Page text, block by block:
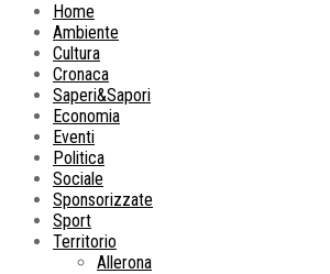
Home
Ambiente
Cultura
Cronaca
Saperi&Sapori
Economia
Eventi
Politica
Sociale
Sponsorizzate
Sport
Territorio
Allerona